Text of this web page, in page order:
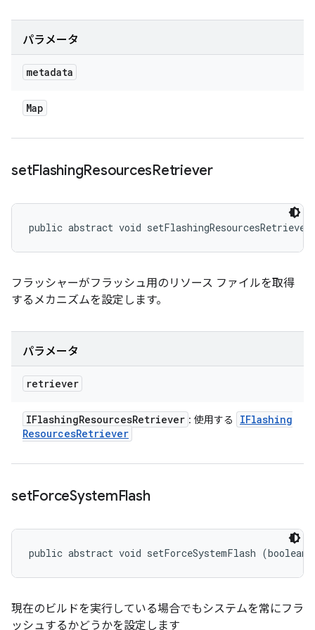
パラメータ
metadata
Map
setFlashingResourcesRetriever
public abstract void
フラッシャーがフラッシュ用のリソース ファイルを取得
するメカニズムを設定します。
パラメータ
retriever
IFlashingResourcesRetriever : 使用する
IFlashing
ResourcesRetriever
setForceSystemFlash
public abstract void setForceSystemFlash (boolean
現在のビルドを実行している場合でもシステムを常にフラ
ッシュするかどうかを設定します